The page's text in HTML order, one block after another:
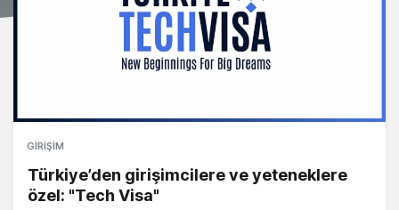
GIRIŞIM
Türkiye’den girişimcilere ve yeteneklere
özel: "Tech Visa"